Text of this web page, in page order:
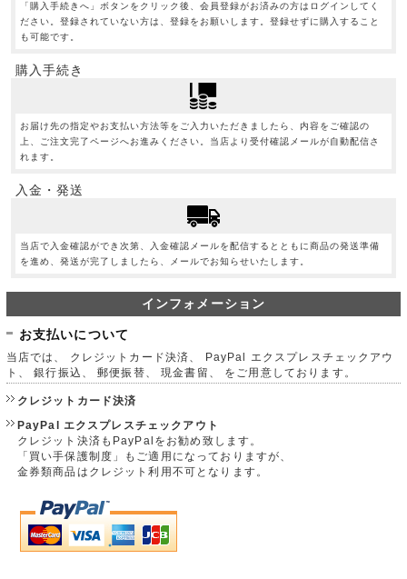
「購入手続きへ」ボタンをクリック後、会員登録がお済みの方はログインしてく
ださい。登録されていない方は、登録をお願いします。登録せずに購入すること
も可能です。
購入手続き
お届け先の指定やお支払い方法等をご入力いただきましたら、内容をご確認の
上、ご注文完了ページへお進みください。当店より受付確認メールが自動配信さ
れます。
入金・発送
当店で入金確認ができ次第、入金確認メールを配信するとともに商品の発送準備
を進め、発送が完了しましたら、メールでお知らせいたします。
インフォメーション
お支払いについて
当店では、 クレジットカード決済、 PayPal エクスプレスチェックアウ
ト、 銀行振込、 郵便振替、 現金書留、 をご用意しております。
クレジットカード決済
PayPal エクスプレスチェックアウト
クレジット決済もPayPalをお勧め致します。
「買い手保護制度」もご適用になっておりますが、
金券類商品はクレジット利用不可となります。